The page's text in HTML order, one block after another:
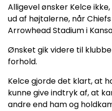
Alligevel ønsker Kelce
ud af højtalerne, når
Arrowhead Stadium i
Ønsket gik videre til
forhold.
Kelce gjorde det klart, at
kunne give indtryk af, at
andre end ham og